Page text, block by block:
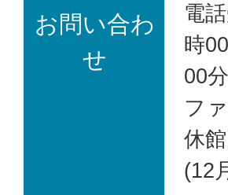
お問い合わ
せ
電
時
00
フ
休
(12